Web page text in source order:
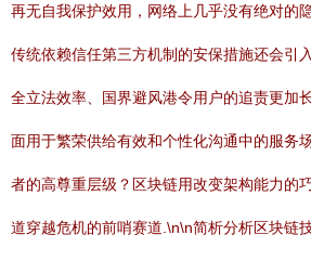
再无自我保护效用，网络上几乎没有绝对的
传统依赖信任第三方机制的安保措施还会引
全立法效率、国界避风港令用户的追责更加
面用于繁荣供给有效和个性化沟通中的服务
者的高尊重层级？区块链用改变架构能力的
道穿越危机的前哨赛道.\n\n简析分析区块链